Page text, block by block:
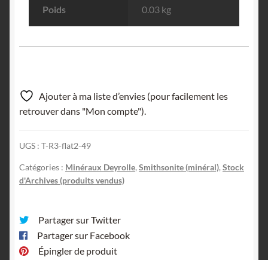
Poids 0.03 kg
Ajouter à ma liste d’envies (pour facilement les
retrouver dans "Mon compte").
UGS : T-R3-flat2-49
Catégories : Minéraux Deyrolle, Smithsonite (minéral), Stock
d'Archives (produits vendus)
Partager sur Twitter
Partager sur Facebook
Épingler de produit